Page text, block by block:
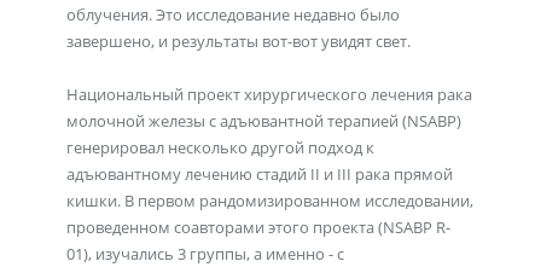
облучения. Это исследование недавно было
завершено, и результаты вот-вот увидят свет.
Национальный проект хирургического лечения рака
молочной железы с адъювантной терапией (NSABP)
генерировал несколько другой подход к
адъювантному лечению стадий II и III рака прямой
кишки. В первом рандомизированном исследовании,
проведенном соавторами этого проекта (NSABP R-
01), изучались 3 группы, а именно - с